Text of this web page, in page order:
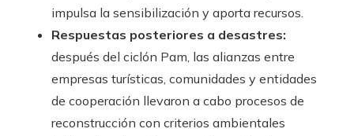
impulsa la sensibilización y aporta recursos.
Respuestas posteriores a desastres:
después del ciclón Pam, las alianzas entre
empresas turísticas, comunidades y entidades
de cooperación llevaron a cabo procesos de
reconstrucción con criterios ambientales